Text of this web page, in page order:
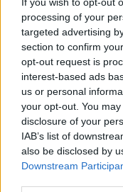
processing of your
targeted advertising
section to confirm
opt-out request is
interest-based ads
us or personal
your opt-out. You
disclosure of your
IAB’s list of
also be disclosed by
Downstream
SFIDA QUOTIDIANA
Ricerca per
lettere del
Ricerca
per
lettere.
Inserisci
tutte
lettere
Seleziona il
Livello 714
Lettere: ECOCTTE